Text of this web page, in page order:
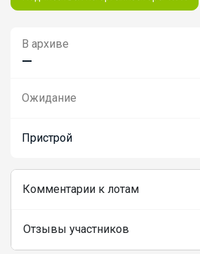
В архиве
—
Ожидание
Пристрой
Комментарии к лотам
Отзывы участников